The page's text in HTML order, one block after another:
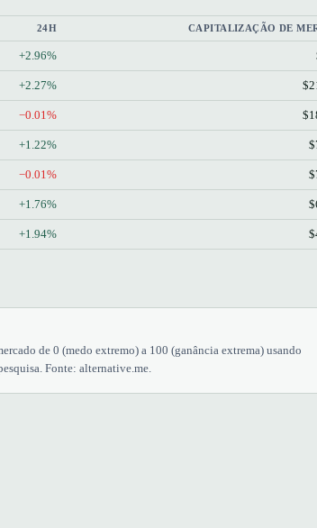
24H CAPITALIZAÇÃO DE
+2.96%
+2.27%
−0.01%
+1.22%
−0.01%
+1.76%
+1.94%
de 0 (medo extremo) a 100 (ganância extrema) usando
Fonte: alternative.me.